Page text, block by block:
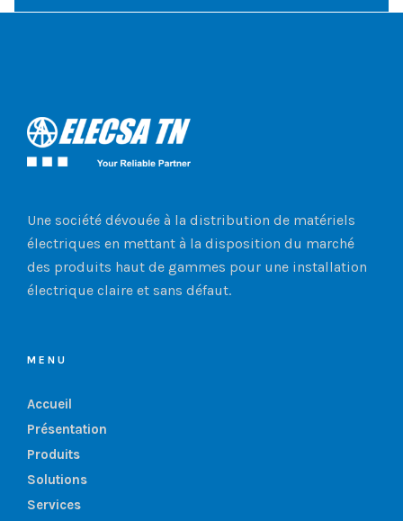
Une société dévouée à la distribution de matériels
électriques en mettant à la disposition du marché
des produits haut de gammes pour une installation
électrique claire et sans défaut.
MENU
Accueil
Présentation
Produits
Solutions
Services